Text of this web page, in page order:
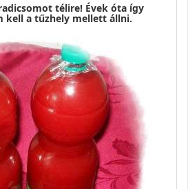
télire! Évek óta így
kell a tűzhely mellett állni.